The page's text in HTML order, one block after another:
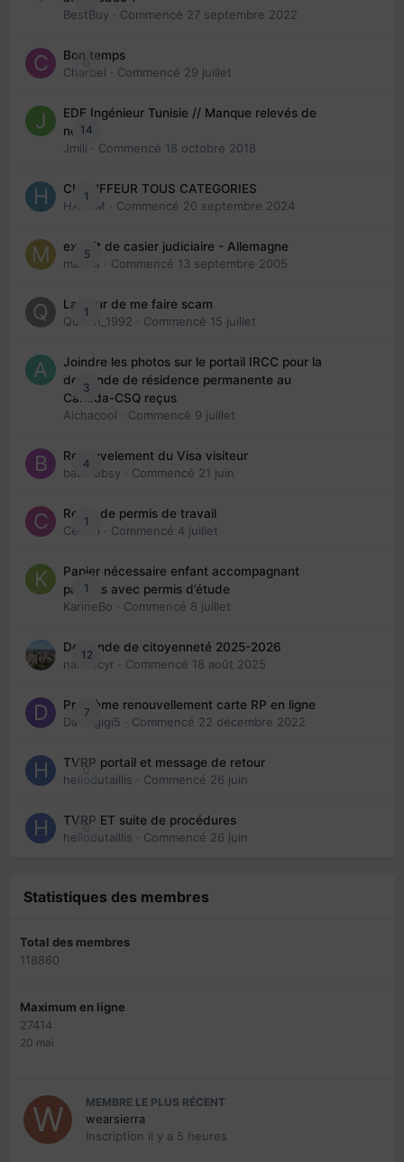
BestBuy · Commencé 27 septembre 2022
0
Bon temps
Charbel · Commencé 29 juillet
14
EDE Ingénieur Tunisie // Manque relevés de
note
Jmili · Commencé 18 octobre 2018
1
CHAUFFEUR TOUS CATEGORIES
HAZEM · Commencé 20 septembre 2024
5
extrait de casier judiciaire - Allemagne
maries · Commencé 13 septembre 2005
1
La peur de me faire scam
Queen_1992 · Commencé 15 juillet
3
Joindre les photos sur le portail IRCC pour la
demande de résidence permanente au
Canada-CSQ reçus
Aichacool · Commencé 9 juillet
4
Renouvelement du Visa visiteur
babibubsy · Commencé 21 juin
1
Refus de permis de travail
Cedbri · Commencé 4 juillet
1
Papier nécessaire enfant accompagnant
parents avec permis d’étude
KarineBo · Commencé 8 juillet
12
Demande de citoyenneté 2025-2026
nanancyr · Commencé 18 août 2025
7
Problème renouvellement carte RP en ligne
Davidgigi5 · Commencé 22 décembre 2022
0
TVRP portail et message de retour
hellodutaillis · Commencé 26 juin
0
TVRP ET suite de procédures
hellodutaillis · Commencé 26 juin
Statistiques des membres
Total des membres
118860
Maximum en ligne
27414
20 mai
MEMBRE LE PLUS RÉCENT
wearsierra
Inscription il y a 5 heures